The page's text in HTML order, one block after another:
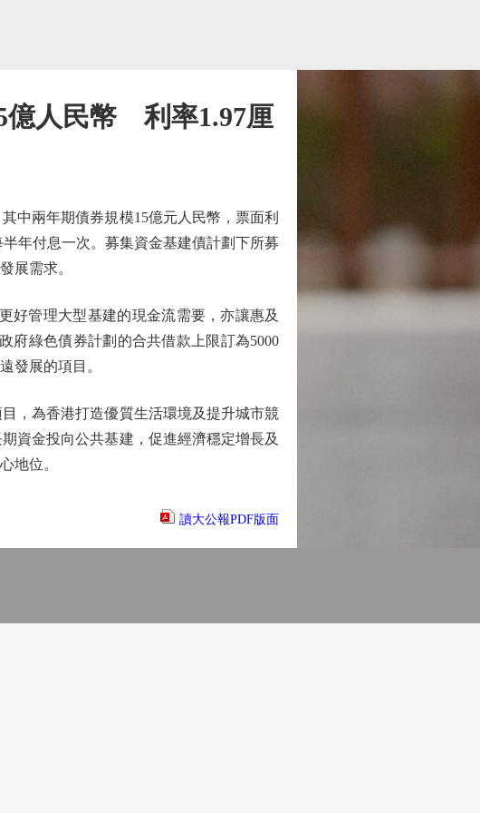
億人民幣 利率1.97厘
兩年期債券規模15億元人民幣，票面利
年付息一次。募集資金基建債計劃下所募
展需求。
管理大型基建的現金流需要，亦讓惠及
府綠色債券計劃的合共借款上限訂為5000
發展的項目。
，為香港打造優質生活環境及提升城市競
資金投向公共基建，促進經濟穩定增長及
地位。
讀大公報PDF版面